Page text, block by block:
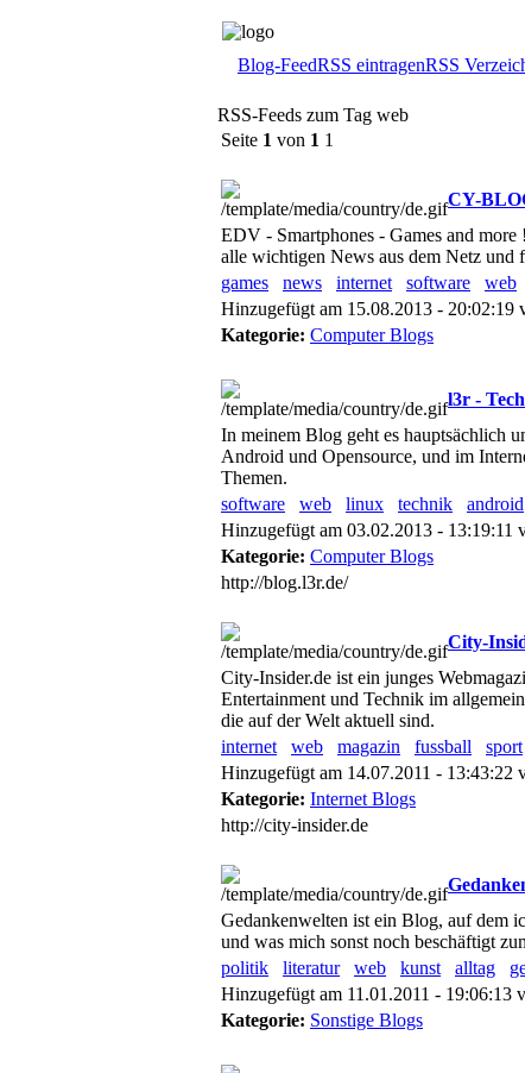
Blog-FeedRSS eintragenRSS
RSS-Feeds zum Tag web
Seite 1 von 1 1
CY-
EDV - Smartphones - Games and
alle wichtigen News aus dem Netz
games
news internet software web
Hinzugefügt am 15.08.2013 - 20:02:19
Kategorie: Computer Blogs
l3r -
In meinem Blog geht es hauptsächlich
Android und Opensource, und im
Themen.
software
web linux technik android
Hinzugefügt am 03.02.2013 - 13:19:11
Kategorie: Computer Blogs
http://blog.l3r.de/
City-
City-Insider.de ist ein junges
Entertainment und Technik im
die auf der Welt aktuell sind.
internet
web magazin fussball sport
Hinzugefügt am 14.07.2011 - 13:43:22
Kategorie: Internet Blogs
http://city-insider.de
Gedankenwelten ist ein Blog, auf dem
und was mich sonst noch beschäftigt
politik
literatur web kunst alltag
Hinzugefügt am 11.01.2011 - 19:06:13
Kategorie: Sonstige Blogs